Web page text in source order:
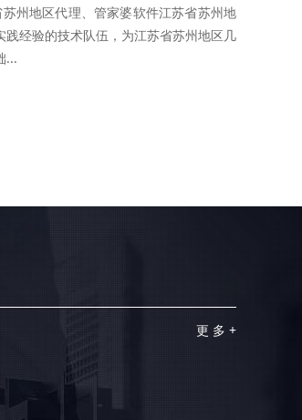
州地区代理、管家婆软件江苏省苏州地
经验的技术队伍，为江苏省苏州地区几
...
更 多 +